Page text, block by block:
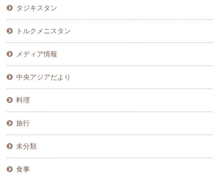
タジキスタン
トルクメニスタン
メディア情報
中央アジアだより
料理
旅行
未分類
食事